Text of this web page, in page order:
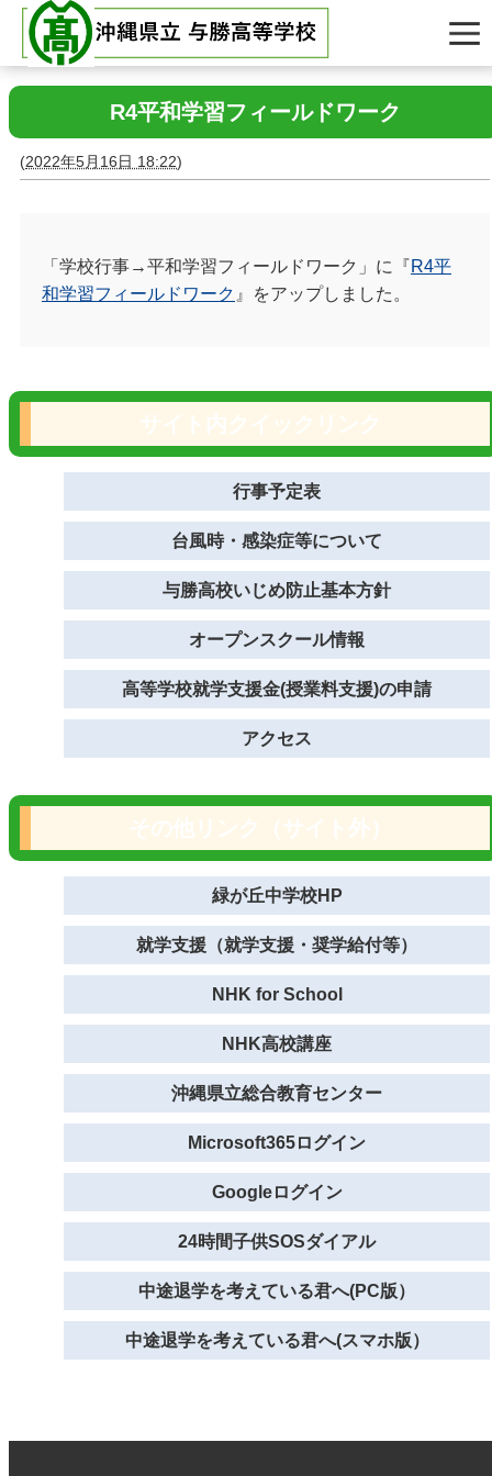
R4平和学習フィールドワーク
(2022年5月16日 18:22)
「学校行事→平和学習フィールドワーク」に『R4平
和学習フィールドワーク 』をアップしました。
行事予定表
台風時・感染症等について
与勝高校いじめ防止基本方針
オープンスクール情報
高等学校就学支援金(授業料支援)の申請
アクセス
緑が丘中学校HP
就学支援（就学支援・奨学給付等）
NHK for School
NHK高校講座
沖縄県立総合教育センター
Microsoft365ログイン
Googleログイン
24時間子供SOSダイアル
中途退学を考えている君へ(PC版）
中途退学を考えている君へ(スマホ版）